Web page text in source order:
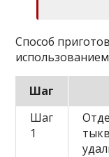
Способ
Шаг
Шаг
1